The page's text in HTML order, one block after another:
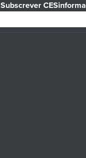
Subscrever CESinforma